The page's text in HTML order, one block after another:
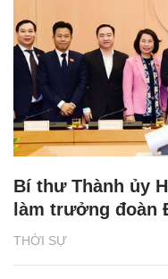
THỜI SỰ
Bí thư Thành ủy
làm trưởng đoàn